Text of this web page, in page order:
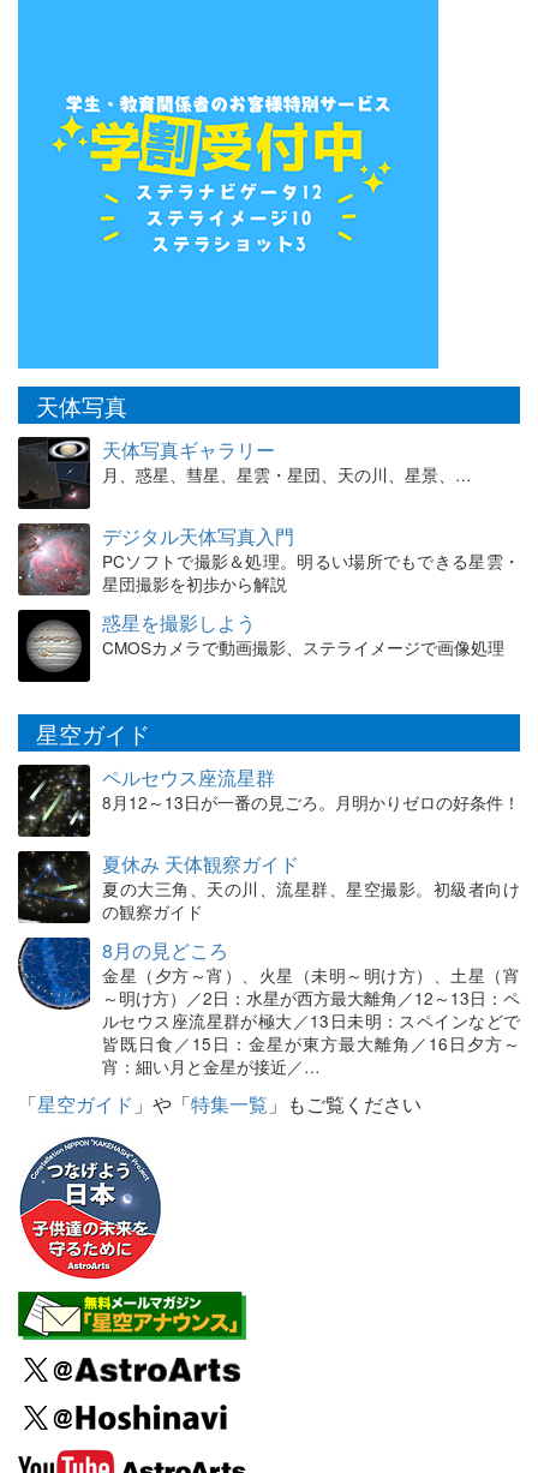
天体写真
天体写真ギャラリー
月、惑星、彗星、星雲・星団、天の川、星景、…
デジタル天体写真入門
PCソフトで撮影＆処理。明るい場所でもできる星雲・
星団撮影を初歩から解説
惑星を撮影しよう
CMOSカメラで動画撮影、ステライメージで画像処理
星空ガイド
ペルセウス座流星群
8月12～13日が一番の見ごろ。月明かりゼロの好条件！
夏休み 天体観察ガイド
夏の大三角、天の川、流星群、星空撮影。初級者向け
の観察ガイド
8月の見どころ
金星（夕方～宵）、火星（未明～明け方）、土星（宵
～明け方）／2日：水星が西方最大離角／12～13日：ペ
ルセウス座流星群が極大／13日未明：スペインなどで
皆既日食／15日：金星が東方最大離角／16日夕方～
宵：細い月と金星が接近／…
「星空ガイド 」や「特集一覧 」もご覧ください